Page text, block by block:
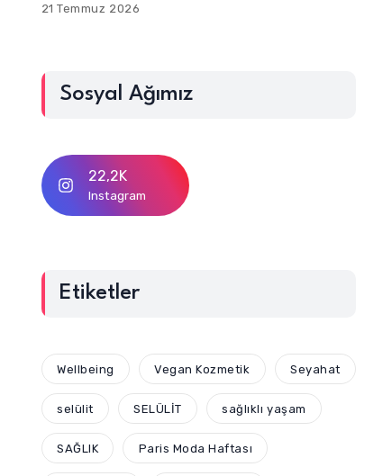
21 Temmuz 2026
Sosyal Ağımız
22,2K
Instagram
Etiketler
Wellbeing Vegan Kozmetik Seyahat
selülit SELÜLİT sağlıklı yaşam
SAĞLIK Paris Moda Haftası